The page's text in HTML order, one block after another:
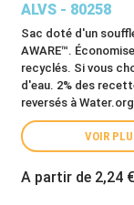
ALVS - 80258
Sac doté d'un
AWARE™.
recyclés. Si vous
d'eau. 2% des
reversés à
VOIR
A partir de 2,24 €